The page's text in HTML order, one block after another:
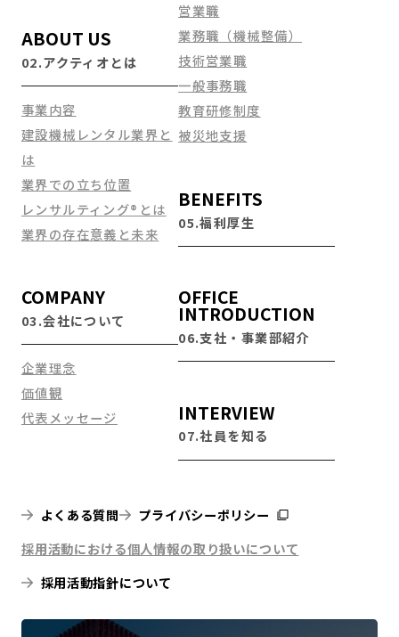
ABOUT US
02.アクティオとは
事業内容
建設機械レンタル業界と
は
業界での立ち位置
レンサルティング®とは
業界の存在意義と未来
COMPANY
03.会社について
企業理念
価値観
代表メッセージ
営業職
業務職（機械整備）
技術営業職
一般事務職
教育研修制度
被災地支援
BENEFITS
05.福利厚生
OFFICE
INTRODUCTION
06.支社・事業部紹介
INTERVIEW
07.社員を知る
よくある質問
プライバシーポリシー
採用活動における個人情報の取り扱いについて
採用活動指針について